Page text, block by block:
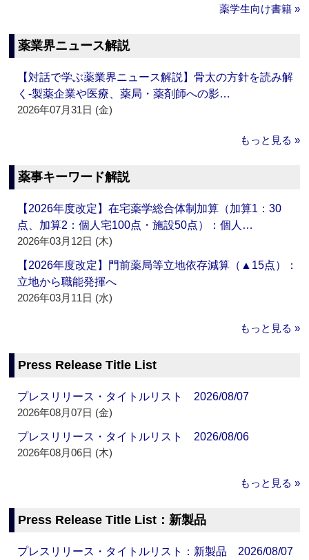
薬学生向け書籍 »
薬業界ニュース解説
【対話で学ぶ薬業界ニュース解説】骨太の方針を読み解
く‐製薬企業や医療、薬局・薬剤師への影…
2026年07月31日 (金)
もっと見る »
薬事キーワード解説
【2026年度改定】在宅薬学総合体制加算（加算1：30
点、加算2：個人宅100点・施設50点）：個人…
2026年03月12日 (木)
【2026年度改定】門前薬局等立地依存減算（▲15点）：
立地から職能発揮へ
2026年03月11日 (水)
もっと見る »
Press Release Title List
プレスリリース・タイトルリスト 2026/08/07
2026年08月07日 (金)
プレスリリース・タイトルリスト 2026/08/06
2026年08月06日 (木)
もっと見る »
Press Release Title List：新製品
プレスリリース・タイトルリスト：新製品 2026/08/07